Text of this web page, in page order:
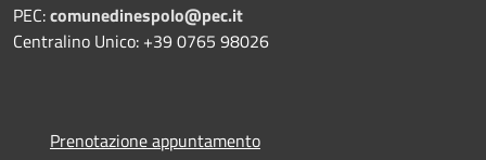
PEC:comunedinespolo@pec.it
Centralino Unico: +39 0765 98026
Prenotazione appuntamento